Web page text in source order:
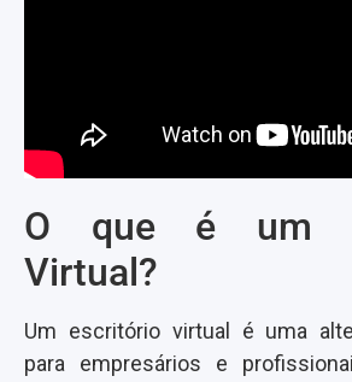
O que é um
Virtual?
Um escritório virtual é uma
para empresários e